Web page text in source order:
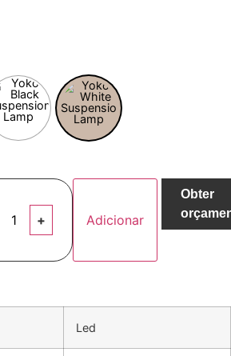
Adicionar
Obter
Led